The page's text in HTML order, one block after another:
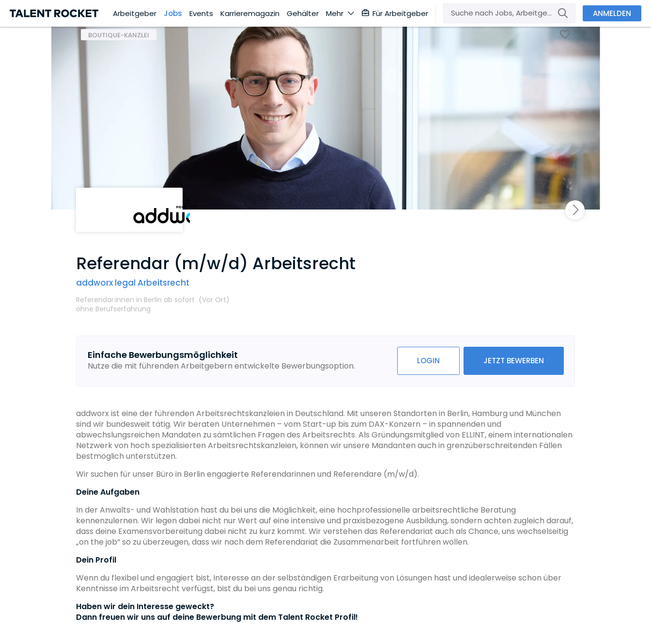
Arbeitgeber Jobs Events Karrieremagazin Gehälter Mehr Für Arbeitgeber ANMELDEN
BOUTIQUE-KANZLEI
Referendar (m/w/d) Arbeitsrecht
addworx legal Arbeitsrecht
Referendar:innen in Berlin ab sofort (Vor Ort)
ohne Berufserfahrung
Einfache Bewerbungsmöglichkeit
Nutze die mit führenden Arbeitgebern entwickelte Bewerbungsoption. LOGIN JETZT BEWERBEN
addworx ist eine der führenden Arbeitsrechtskanzleien in Deutschland. Mit unseren Standorten in Berlin, Hamburg und München
sind wir bundesweit tätig. Wir beraten Unternehmen – vom Start-up bis zum DAX-Konzern – in spannenden und
abwechslungsreichen Mandaten zu sämtlichen Fragen des Arbeitsrechts. Als Gründungsmitglied von ELLINT, einem internationalen
Netzwerk von hoch spezialisierten Arbeitsrechtskanzleien, können wir unsere Mandanten auch in grenzüberschreitenden Fällen
bestmöglich unterstützen.
Wir suchen für unser Büro in Berlin engagierte Referendarinnen und Referendare (m/w/d).
Deine Aufgaben
In der Anwalts- und Wahlstation hast du bei uns die Möglichkeit, eine hochprofessionelle arbeitsrechtliche Beratung
kennenzulernen. Wir legen dabei nicht nur Wert auf eine intensive und praxisbezogene Ausbildung, sondern achten zugleich darauf,
dass deine Examensvorbereitung dabei nicht zu kurz kommt. Wir verstehen das Referendariat auch als Chance, uns wechselseitig
„on the job“ so zu überzeugen, dass wir nach dem Referendariat die Zusammenarbeit fortführen wollen.
Dein Profil
Wenn du flexibel und engagiert bist, Interesse an der selbständigen Erarbeitung von Lösungen hast und idealerweise schon über
Kenntnisse im Arbeitsrecht verfügst, bist du bei uns genau richtig.
Haben wir dein Interesse geweckt?
Dann freuen wir uns auf deine Bewerbung mit dem Talent Rocket Profil!